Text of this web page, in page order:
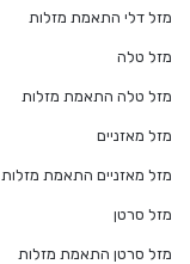
מזל דלי התאמת מזלות
מזל טלה
מזל טלה התאמת מזלות
מזל מאזניים
מזל מאזניים התאמת מזלות
מזל סרטן
מזל סרטן התאמת מזלות